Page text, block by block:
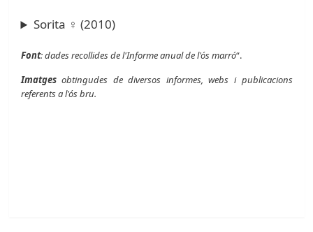
Sorita ♀ (2010)
Font: dades recollides de l'Informe anual de l'ós marró“.
Imatgesobtingudes de diversos informes, webs i publicacions
referents a l'ós bru.